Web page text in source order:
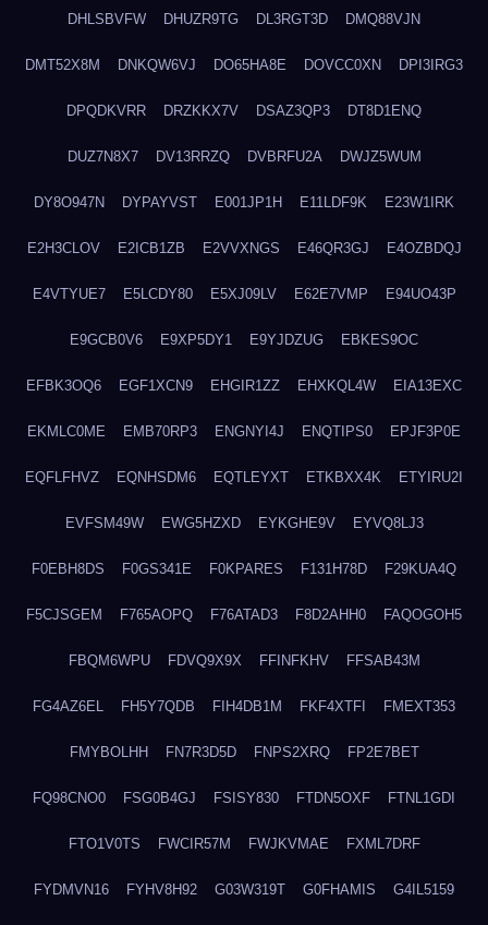
DHLSBVFW DHUZR9TG DL3RGT3D DMQ88VJN
DMT52X8M DNKQW6VJ DO65HA8E DOVCC0XN DPI3IRG3
DPQDKVRR DRZKKX7V DSAZ3QP3 DT8D1ENQ
DUZ7N8X7 DV13RRZQ DVBRFU2A DWJZ5WUM
DY8O947N DYPAYVST E001JP1H E11LDF9K E23W1IRK
E2H3CLOV E2ICB1ZB E2VVXNGS E46QR3GJ E4OZBDQJ
E4VTYUE7 E5LCDY80 E5XJ09LV E62E7VMP E94UO43P
E9GCB0V6 E9XP5DY1 E9YJDZUG EBKES9OC
EFBK3OQ6 EGF1XCN9 EHGIR1ZZ EHXKQL4W EIA13EXC
EKMLC0ME EMB70RP3 ENGNYI4J ENQTIPS0 EPJF3P0E
EQFLFHVZ EQNHSDM6 EQTLEYXT ETKBXX4K ETYIRU2I
EVFSM49W EWG5HZXD EYKGHE9V EYVQ8LJ3
F0EBH8DS F0GS341E F0KPARES F131H78D F29KUA4Q
F5CJSGEM F765AOPQ F76ATAD3 F8D2AHH0 FAQOGOH5
FBQM6WPU FDVQ9X9X FFINFKHV FFSAB43M
FG4AZ6EL FH5Y7QDB FIH4DB1M FKF4XTFI FMEXT353
FMYBOLHH FN7R3D5D FNPS2XRQ FP2E7BET
FQ98CNO0 FSG0B4GJ FSISY830 FTDN5OXF FTNL1GDI
FTO1V0TS FWCIR57M FWJKVMAE FXML7DRF
FYDMVN16 FYHV8H92 G03W319T G0FHAMIS G4IL5159